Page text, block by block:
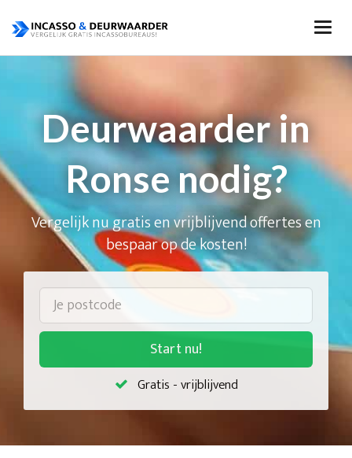
Deurwaarder in
Ronse nodig?
Vergelijk nu gratis en vrijblijvend offertes en
bespaar op de kosten!
Start nu!
Gratis - vrijblijvend